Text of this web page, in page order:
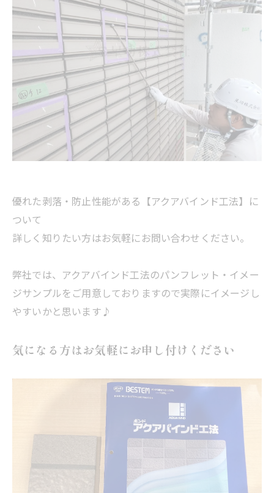
優れた剥落・防止性能がある【アクアバインド工法】に
ついて
詳しく知りたい方はお気軽にお問い合わせください。
弊社では、アクアバインド工法のパンフレット・イメー
ジサンプルをご用意しておりますので実際にイメージし
やすいかと思います♪
気になる方はお気軽にお申し付けください